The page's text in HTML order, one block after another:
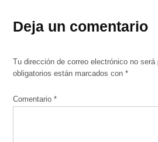
Deja un comentario
Tu dirección de correo electrónico no será
obligatorios están marcados con*
Comentario*